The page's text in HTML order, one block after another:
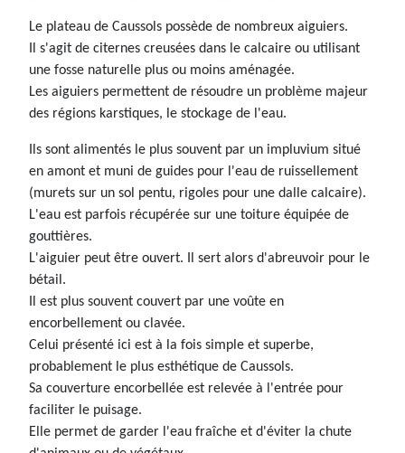
Le plateau de Caussols possède de nombreux aiguiers.
Il s'agit de citernes creusées dans le calcaire ou utilisant
une fosse naturelle plus ou moins aménagée.
Les aiguiers permettent de résoudre un problème majeur
des régions karstiques, le stockage de l'eau.
Ils sont alimentés le plus souvent par un impluvium situé
en amont et muni de guides pour l'eau de ruissellement
(murets sur un sol pentu, rigoles pour une dalle calcaire).
L'eau est parfois récupérée sur une toiture équipée de
gouttières.
L'aiguier peut être ouvert. Il sert alors d'abreuvoir pour le
bétail.
Il est plus souvent couvert par une voûte en
encorbellement ou clavée.
Celui présenté ici est à la fois simple et superbe,
probablement le plus esthétique de Caussols.
Sa couverture encorbellée est relevée à l'entrée pour
faciliter le puisage.
Elle permet de garder l'eau fraîche et d'éviter la chute